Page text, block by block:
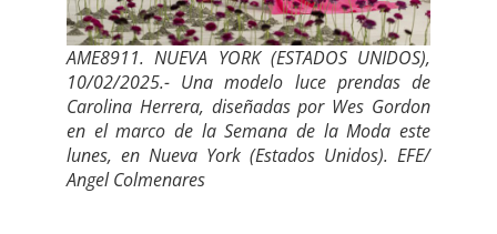
AME8911. NUEVA YORK (ESTADOS UNIDOS),
10/02/2025.- Una modelo luce prendas de
Carolina Herrera, diseñadas por Wes Gordon
en el marco de la Semana de la Moda este
lunes, en Nueva York (Estados Unidos). EFE/
Angel Colmenares